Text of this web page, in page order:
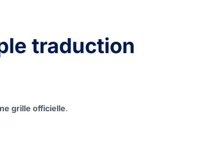
traduction
grille officielle.